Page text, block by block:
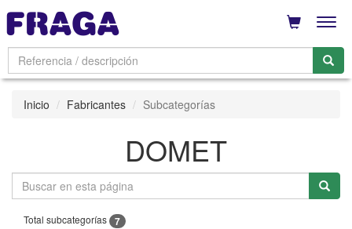
Inicio Fabricantes Subcategorías
DOMET
Total subcategorías 7